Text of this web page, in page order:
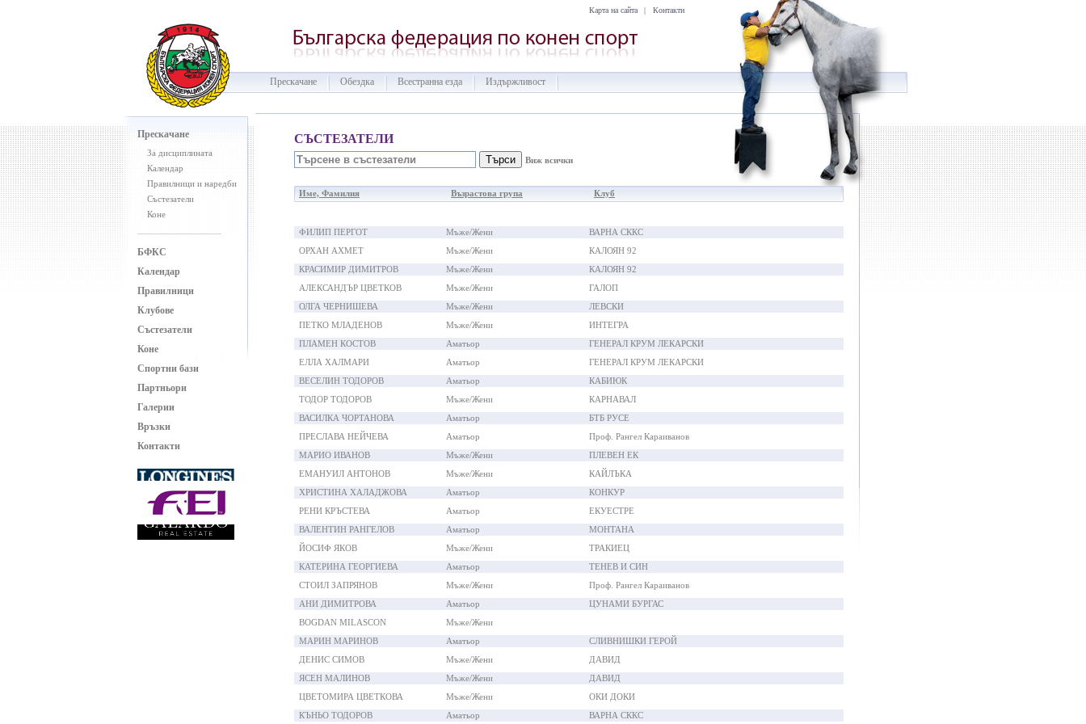
Карта на сайта | Контакти
Прескачане Обездка Всестранна езда Издържливост
Прескачане
За дисциплината
Календар
Правилници и наредби
Състезатели
Коне
БФКС
Календар
Правилници
Клубове
Състезатели
Коне
Спортни бази
Партньори
Галерии
Връзки
Контакти
СЪСТЕЗАТЕЛИ
Виж всички
Име, Фамилия Възрастова група Клуб
ФИЛИП ПЕРГОТ Мъже/Жени
ВАРНА СККС
ОРХАН АХМЕТ
Мъже/Жени
КАЛОЯН 92
КРАСИМИР ДИМИТРОВ
Мъже/Жени
КАЛОЯН 92
АЛЕКСАНДЪР ЦВЕТКОВ
Мъже/Жени
ГАЛОП
ОЛГА ЧЕРНИШЕВА
Мъже/Жени
ЛЕВСКИ
ПЕТКО МЛАДЕНОВ
Мъже/Жени
ИНТЕГРА
ПЛАМЕН КОСТОВ
Аматьор
ГЕНЕРАЛ КРУМ ЛЕКАРСКИ
ЕЛЛА ХАЛМАРИ
Аматьор
ГЕНЕРАЛ КРУМ ЛЕКАРСКИ
ВЕСЕЛИН ТОДОРОВ
Аматьор
КАБИЮК
ТОДОР ТОДОРОВ
Мъже/Жени
КАРНАВАЛ
ВАСИЛКА ЧОРТАНОВА
Аматьор
БТБ РУСЕ
ПРЕСЛАВА НЕЙЧЕВА
Аматьор
Проф. Рангел Караиванов
МАРИО ИВАНОВ
Мъже/Жени
ПЛЕВЕН ЕК
ЕМАНУИЛ АНТОНОВ
Мъже/Жени
КАЙЛЪКА
ХРИСТИНА ХАЛАДЖОВА
Аматьор
КОНКУР
РЕНИ КРЪСТЕВА
Аматьор
ЕКУЕСТРЕ
ВАЛЕНТИН РАНГЕЛОВ
Аматьор
МОНТАНА
ЙОСИФ ЯКОВ
Мъже/Жени
ТРАКИЕЦ
КАТЕРИНА ГЕОРГИЕВА
Аматьор
ТЕНЕВ И СИН
СТОИЛ ЗАПРЯНОВ
Мъже/Жени
Проф. Рангел Караиванов
АНИ ДИМИТРОВА
Аматьор
ЦУНАМИ БУРГАС
BOGDAN MILASCON
Мъже/Жени
МАРИН МАРИНОВ
Аматьор
СЛИВНИШКИ ГЕРОЙ
ДЕНИС СИМОВ
Мъже/Жени
ДАВИД
ЯСЕН МАЛИНОВ
Мъже/Жени
ДАВИД
ЦВЕТОМИРА ЦВЕТКОВА
Мъже/Жени
ОКИ ДОКИ
КЪНЬО ТОДОРОВ
Аматьор ВАРНА СККС